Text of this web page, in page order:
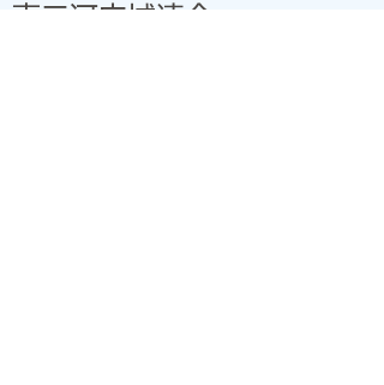
東三河広域連合